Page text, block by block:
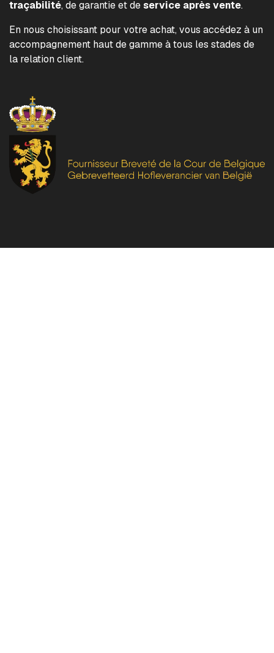
traçabilité, de garantie et deservice après vente.
En nous choisissant pour votre achat, vous accédez à un
accompagnement haut de gamme à tous les stades de
la relation client.